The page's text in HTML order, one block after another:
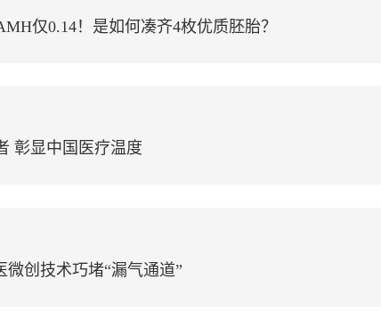
仅0.14！是如何凑齐4枚优质胚胎？
彰显中国医疗温度
微创技术巧堵“漏气通道”